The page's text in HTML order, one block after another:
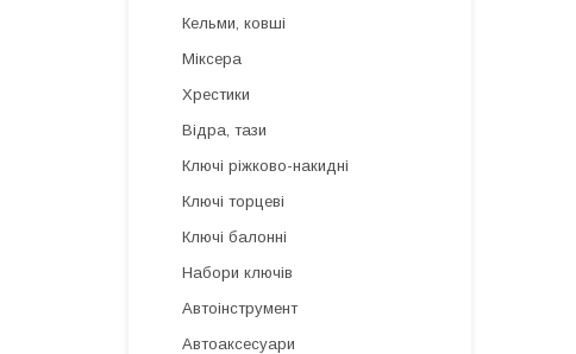
Кельми, ковші
Міксера
Хрестики
Відра, тази
Ключі ріжково-накидні
Ключі торцеві
Ключі балонні
Набори ключів
Автоінструмент
Автоаксесуари